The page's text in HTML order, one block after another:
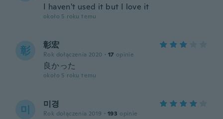
I haven't used it but I love it
około 5 roku temu
彰 彰宏
Rok dołączenia 2020 · 17 opinie
良かった
około 5 roku temu
미 미경
Rok dołączenia 2019 · 193 opinie